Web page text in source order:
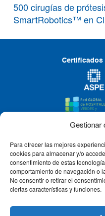
Gestionar
Para ofrecer las mejores
cookies para almacenar y/o
consentimiento de estas
comportamiento de navegación o
No consentir o retirar el
ciertas características y funciones.
500 cirugías de
SmartRobotics™ en
Certificados
CLÍNICA CEMTRO
QUIÉNES SOMOS